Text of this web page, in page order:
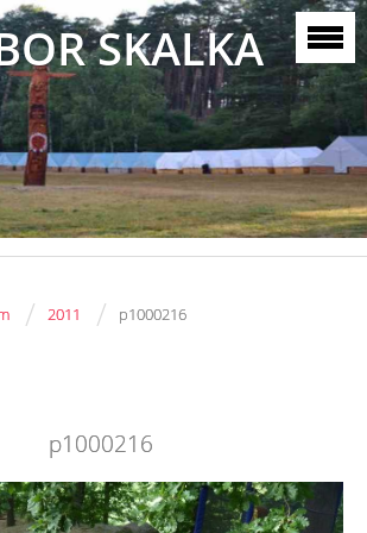
SKALKA
/ 2011 / p1000216
p1000216